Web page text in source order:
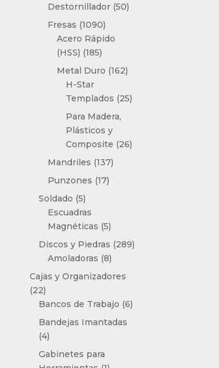
Destornillador 5050
Fresas 10901090
productos
Acero Rápido
(HSS) 185185
productos
Metal Duro 162162
H-Star
Templados
2525
Para Madera,
Plásticos y
Composite
2626
Mandriles 137137
Punzones 1717
Soldado 55
productos
Escuadras
Magnéticas 55
productos
Discos y Piedras 289289
Amoladoras 88
Cajas y Organizadores
2222
productos
Bancos de Trabajo 66
Bandejas Imantadas
44
productos
Gabinetes para